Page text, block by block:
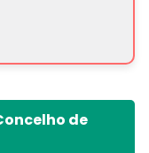
de